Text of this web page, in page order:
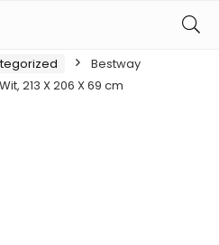
Bestway
213 X 206 X 69 cm